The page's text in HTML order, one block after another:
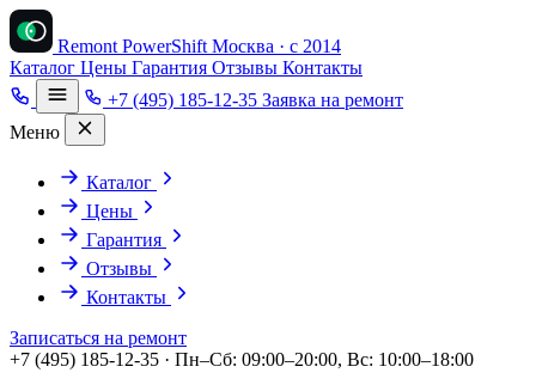
Remont PowerShift Москва · с 2014
Каталог Цены Гарантия Отзывы Контакты
+7 (495) 185-12-35 Заявка на ремонт
Меню
Каталог
Цены
Гарантия
Отзывы
Контакты
Записаться на ремонт
+7 (495) 185-12-35 · Пн–Сб: 09:00–20:00, Вс: 10:00–18:00